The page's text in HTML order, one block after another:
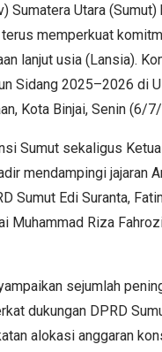
Sumatera Utara
memperkuat
lanjut usia (Lansia).
Sidang 2025–2026 di
Kota Binjai, Senin (6/
Sumut sekaligus
mendampingi jajaran
Sumut Edi Suranta,
Muhammad Riza
sejumlah
dukungan DPRD
alokasi anggaran